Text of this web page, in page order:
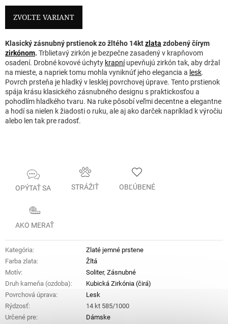
Jednotková
cena:
ZVOĽTE VARIANT
Klasický zásnubný prstienok zo žltého 14ktzlata zdobený čírym
zirkónom. Trblietavý zirkón je bezpečne zasadený v krapňovom
osadení. Drobné kovové úchyty krapníupevňujú zirkón tak, aby držal
na mieste, a napriek tomu mohla vyniknúť jeho elegancia a lesk.
Povrch prsteňa je hladký v lesklej povrchovej úprave. Tento prstienok
spája krásu klasického zásnubného designu s praktickosťou a
pohodlím hladkého tvaru. Na ruke pôsobí veľmi decentne a elegantne
a hodí sa nielen k žiadosti o ruku, ale aj ako darček napríklad k výročiu
alebo len tak pre radosť.
OPÝTAŤ SA STRÁŽIŤ OBĽÚBENÉ
AKO MERAŤ
Kategória:
Zlaté jemné prstene
Farba zlata:
Žltá
Motív: Soliter, Zásnubné
Druh kameňa (ozdoba):
Kubická Zirkónia (čirá)
Povrchová úprava:
Lesk
Rýdzosť:
14 kt 585/1000
Určené pre:
Dámske